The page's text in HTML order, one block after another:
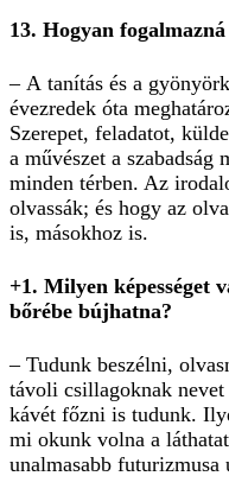
13. Hogyan
– A tanítás és a
évezredek óta
Szerepet, feladatot,
a művészet a szabadság
minden térben. Az
olvassák; és hogy az
is, másokhoz is.
+1. Milyen képességet
bőrébe bújhatna?
– Tudunk beszélni,
távoli csillagoknak
kávét főzni is tudunk.
mi okunk volna a
unalmasabb futurizmusa